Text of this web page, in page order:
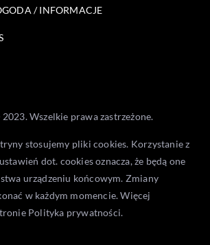
/ INFORMACJE
Wszelkie prawa zastrzeżone.
stosujemy pliki cookies. Korzystanie z
dot. cookies oznacza, że będą one
urządzeniu końcowym. Zmiany
w każdym momencie. Więcej
Polityka prywatności.